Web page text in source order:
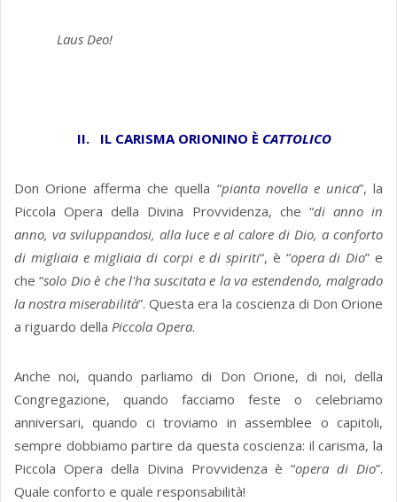
Laus Deo!
II. IL CARISMA ORIONINO È CATTOLICO
Don Orione afferma che quella “pianta novella e unica”, la
Piccola Opera della Divina Provvidenza, che “di anno in
anno, va sviluppandosi, alla luce e al calore di Dio, a conforto
di migliaia e migliaia di corpi e di spiriti“, è “opera di Dio” e
che “solo Dio è che l'ha suscitata e la va estendendo, malgrado
la nostra miserabilità”. Questa era la coscienza di Don Orione
a riguardo della Piccola Opera.
Anche noi, quando parliamo di Don Orione, di noi, della
Congregazione, quando facciamo feste o celebriamo
anniversari, quando ci troviamo in assemblee o capitoli,
sempre dobbiamo partire da questa coscienza: il carisma, la
Piccola Opera della Divina Provvidenza è “opera di Dio”.
Quale conforto e quale responsabilità!